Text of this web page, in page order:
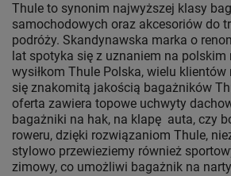
Thule to synonim najwyższej klasy
samochodowych oraz akcesoriów do
podróży. Skandynawska marka o
lat spotyka się z uznaniem na polskim
wysiłkom Thule Polska, wielu klientów
się znakomitą jakością bagażników
oferta zawiera topowe uchwyty
bagażniki na hak, na klapę auta, czy
roweru, dzięki rozwiązaniom Thule,
stylowo przewieziemy również
zimowy, co umożliwi bagażnik na